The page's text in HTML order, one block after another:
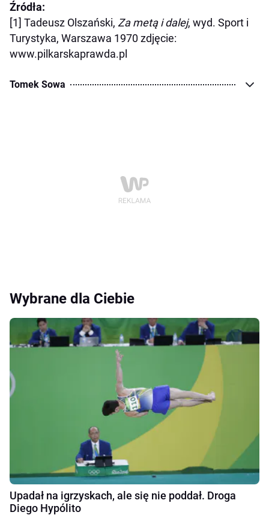
Źródła:
[1] Tadeusz Olszański, Za metą i dalej, wyd. Sport i
Turystyka, Warszawa 1970 zdjęcie:
www.pilkarskaprawda.pl
Tomek Sowa
Wybrane dla Ciebie
Upadał na igrzyskach, ale się nie poddał. Droga
Diego Hypólito